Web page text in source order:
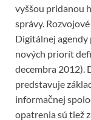
vyššou pridanou
správy.
Digitálnej
nových priorít
decembra 2012).
predstavuje
informačnej
opatrenia sú tiež